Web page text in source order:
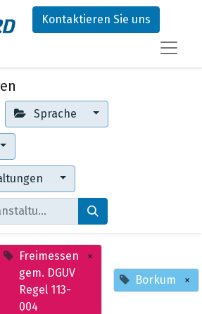
Kontaktieren Sie uns
Sprache
Freimessen
gem. DGUV
Regel 113-
004
×
Borkum
×